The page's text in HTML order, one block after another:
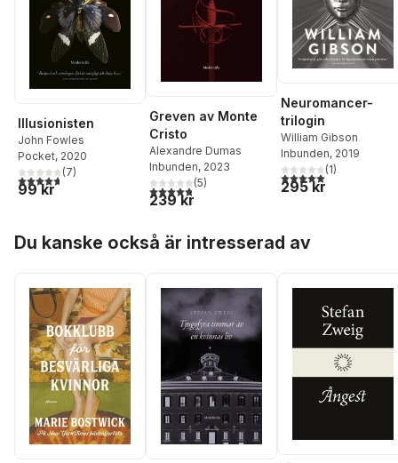
Illusionisten
John Fowles
Pocket, 2020
4,7utav 5 stjärnor. Totalt antal röster:
(7)
99 kr
Greven av Monte
Cristo
Alexandre Dumas
Inbunden, 2023
4,8utav 5 stjärnor. Totalt antal röster:
(5)
239 kr
Neuromancer-
trilogin
William Gibson
Inbunden, 2019
5,0utav 5 stjärnor.
(1)
295 kr
Du kanske också är intresserad av